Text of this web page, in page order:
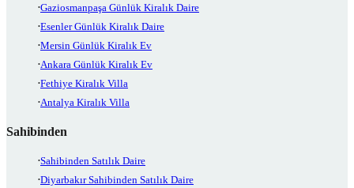
Gaziosmanpaşa Günlük Kiralık Daire
Esenler Günlük Kiralık Daire
Mersin Günlük Kiralık Ev
Ankara Günlük Kiralık Ev
Fethiye Kiralık Villa
Antalya Kiralık Villa
Sahibinden
Sahibinden Satılık Daire
Diyarbakır Sahibinden Satılık Daire